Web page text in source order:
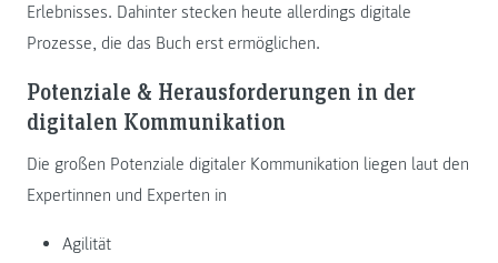
Erlebnisses. Dahinter stecken heute allerdings digitale
Prozesse, die das Buch erst ermöglichen.
Potenziale & Herausforderungen in der
digitalen Kommunikation
Die großen Potenziale digitaler Kommunikation liegen laut den
Expertinnen und Experten in
Agilität